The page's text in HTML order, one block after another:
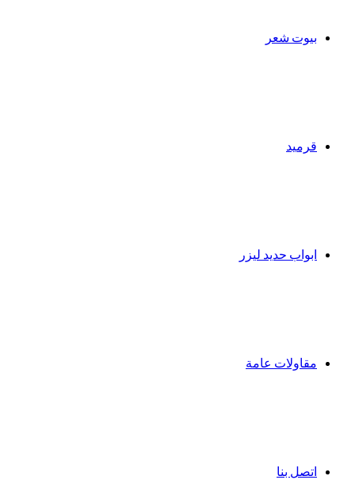
بيوت شعر
قرميد
ابواب حديد ليزر
مقاولات عامة
اتصل بنا